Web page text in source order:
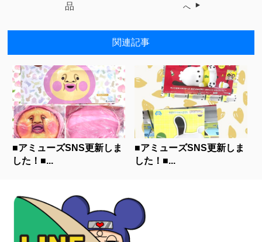
品
へ
関連記事
■アミューズSNS更新しま
した！■...
■アミューズSNS更新しま
した！■...